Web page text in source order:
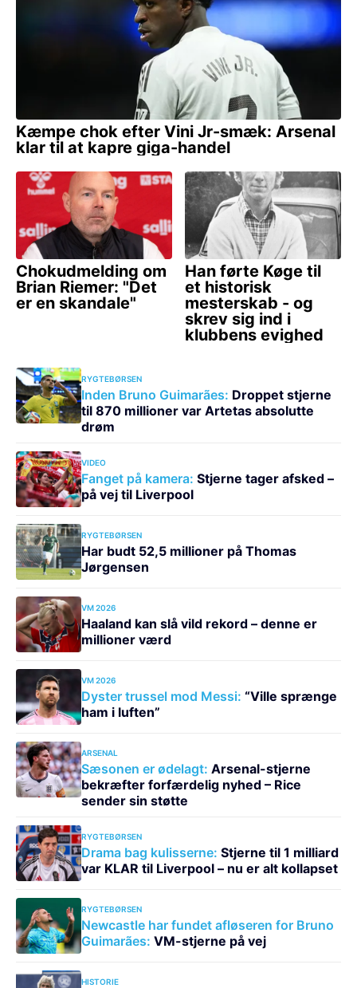
RYGTEBØRSEN
Inden Bruno Guimarães: Droppet stjerne
til 870 millioner var Artetas absolutte
drøm
VIDEO
Fanget på kamera: Stjerne tager afsked –
på vej til Liverpool
RYGTEBØRSEN
Har budt 52,5 millioner på Thomas
Jørgensen
VM 2026
Haaland kan slå vild rekord – denne er
millioner værd
VM 2026
Dyster trussel mod Messi: “Ville sprænge
ham i luften”
ARSENAL
Sæsonen er ødelagt: Arsenal-stjerne
bekræfter forfærdelig nyhed – Rice
sender sin støtte
RYGTEBØRSEN
Drama bag kulisserne: Stjerne til 1 milliard
var KLAR til Liverpool – nu er alt kollapset
RYGTEBØRSEN
Newcastle har fundet afløseren for Bruno
Guimarães: VM-stjerne på vej
HISTORIE